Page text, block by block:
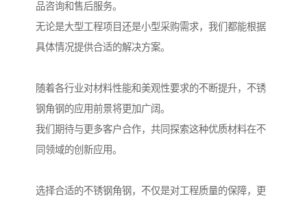
品咨询和售后服务。
无论是大型工程项目还是小型采购需求，我们都能根据
具体情况提供合适的解决方案。
随着各行业对材料性能和美观性要求的不断提升，不锈
钢角钢的应用前景将更加广阔。
我们期待与更多客户合作，共同探索这种优质材料在不
同领域的创新应用。
选择合适的不锈钢角钢，不仅是对工程质量的保障，更